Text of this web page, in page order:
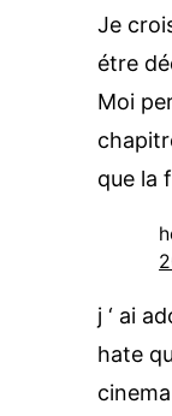
Je
étre
Moi
que la
j ‘ ai
hate